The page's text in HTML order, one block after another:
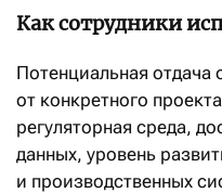
Как сотрудники
Потенциальная
от конкретного
регуляторная среда,
данных, уровень
и производственных